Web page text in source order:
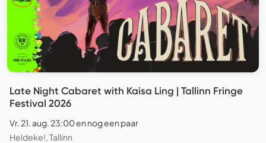
Late Night Cabaret with Kaisa Ling | Tallinn Fringe
Festival 2026
Vr. 21. aug. 23:00 en nog een paar
Heldeke!, Tallinn